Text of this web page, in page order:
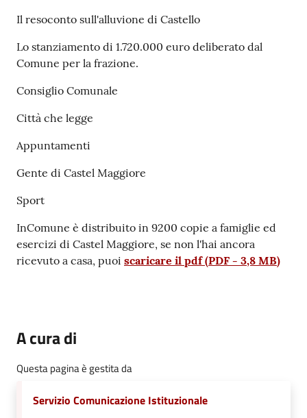
su
Il resoconto sull'alluvione di Castello
Lo stanziamento di 1.720.000 euro deliberato dal
Comune per la frazione.
Consiglio Comunale
Città che legge
Appuntamenti
Gente di Castel Maggiore
Sport
InComune è distribuito in 9200 copie a famiglie ed
esercizi di Castel Maggiore, se non l'hai ancora
ricevuto a casa, puoi scaricare il pdf(PDF - 3,8 MB)
A cura di
Questa pagina è gestita da
Servizio Comunicazione Istituzionale